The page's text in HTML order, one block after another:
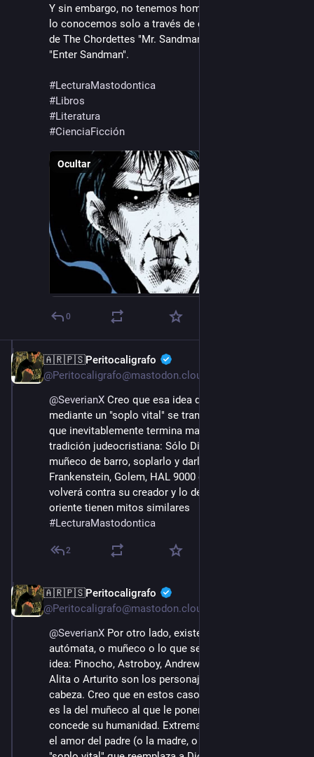
Y sin embargo, no tenemos hombre de arena. Por eso
lo conocemos solo a través de canciones, como la
de The Chordettes "Mr. Sandman" o la de Metallica
"Enter Sandman".
#LecturaMastodontica
#Libros
#Literatura
#CienciaFicción
Ocultar
0
🇦🇷🇵🇸Peritocaligrafo
@Peritocaligrafo@mastodon.cloud
@SeverianX Creo que esa idea del ser inanimado que
mediante un "soplo vital" se transforma en humano y
que inevitablemente termina mal, es muy de la
tradición judeocristiana: Sólo Dios podría hacer un
muñeco de barro, soplarlo y darle vida. Se llame
Frankenstein, Golem, HAL 9000 o Roy Beaty, se
volverá contra su creador y lo destruirá. Ignoro si en
oriente tienen mitos similares
#LecturaMastodontica
2
🇦🇷🇵🇸Peritocaligrafo
@Peritocaligrafo@mastodon.cloud
@SeverianX Por otro lado, existe el "buen robot" (o
autómata, o muñeco o lo que sea) que rebatiría esta
idea: Pinocho, Astroboy, Andrew, Robocop, Rachel,
Alita o Arturito son los personajes que me vienen a la
cabeza. Creo que en estos casos la idea subyacente
es la del muñeco al que le ponen un corazón y que le
concede su humanidad. Extremando la interpretación,
el amor del padre (o la madre, o alguien) sería el